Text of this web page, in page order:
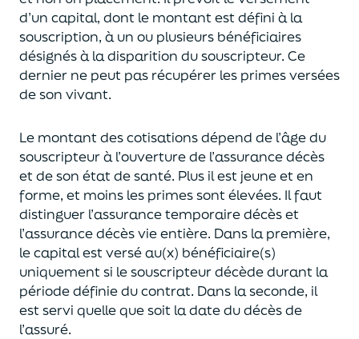
d’un capital, dont le montant est défini à la
souscription, à un ou plusieurs bénéficiaires
désignés à la disparition du souscripteur. Ce
dernier ne peut pas récupérer les primes versées
de son vivant.
Le montant des cotisations dépend de l’âgedu
souscripteur à l’ouverture de l’assurance décès
et de son état de santé. Plus il est jeuneet en
forme, et moins les primes sont élevées. Il faut
distinguer l’assurance temporaire décès et
l’assurancedécèsvie entière. Dans la première,
le capital estversé au(x) bénéficiaire(s)
uniquementsi le souscripteur décède durant la
période définie du contrat. Dans la seconde, il
est servi quelle que soit la date du décès de
l’assuré.